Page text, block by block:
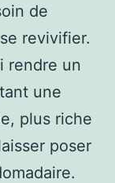
de
revivifier.
rendre un
une
plus riche
poser